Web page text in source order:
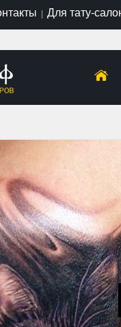
| Для тату-